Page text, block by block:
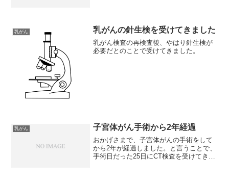
社に、再度挑...
乳がん 乳がんの針生検を受けてきました
乳がん検査の再検査後、やはり針生検が
必要だとのことで受けてきました。
乳がん 子宮体がん手術から2年経過
おかげさまで、子宮体がんの手術をして
から2年が経過しました。と言うことで、
手術日だった25日にCT検査を受けてきま